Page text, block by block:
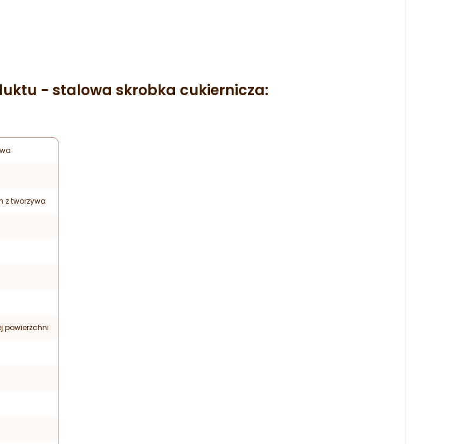
- stalowa skrobka cukiernicza:
z tworzywa
powierzchni